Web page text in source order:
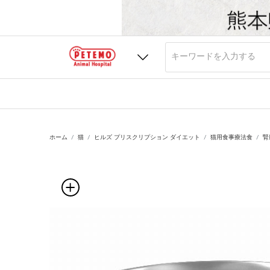
ホーム 猫 ヒルズ プリスクリプション ダイエット 猫用食事療法食 腎